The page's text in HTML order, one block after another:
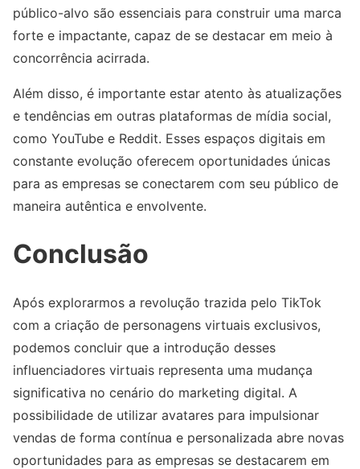
público-alvo são essenciais para construir uma marca
forte e impactante, capaz de se destacar em meio à
concorrência acirrada.
Além disso, é importante estar atento às atualizações
e tendências em outras plataformas de mídia social,
como YouTube e Reddit. Esses espaços digitais em
constante evolução oferecem oportunidades únicas
para as empresas se conectarem com seu público de
maneira autêntica e envolvente.
Conclusão
Após explorarmos a revolução trazida pelo TikTok
com a criação de personagens virtuais exclusivos,
podemos concluir que a introdução desses
influenciadores virtuais representa uma mudança
significativa no cenário do marketing digital. A
possibilidade de utilizar avatares para impulsionar
vendas de forma contínua e personalizada abre novas
oportunidades para as empresas se destacarem em